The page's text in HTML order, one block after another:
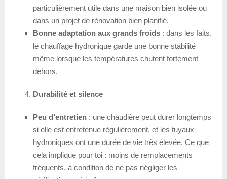
particulièrement utile dans une maison bien isolée ou
dans un projet de rénovation bien planifié.
Bonne adaptation aux grands froids : dans les faits,
le chauffage hydronique garde une bonne stabilité
même lorsque les températures chutent fortement
dehors.
Durabilité et silence
Peu d’entretien : une chaudière peut durer longtemps
si elle est entretenue régulièrement, et les tuyaux
hydroniques ont une durée de vie très élevée. Ce que
cela implique pour toi : moins de remplacements
fréquents, à condition de ne pas négliger les